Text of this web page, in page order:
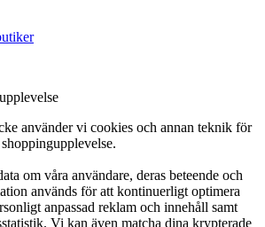
använder vi cookies och annan teknik för
om våra användare, deras beteende och
används för att kontinuerligt optimera
anpassad reklam och innehåll samt
Vi kan även matcha dina krypterade